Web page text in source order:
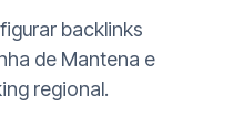
backlinks
de Mantena e
regional.